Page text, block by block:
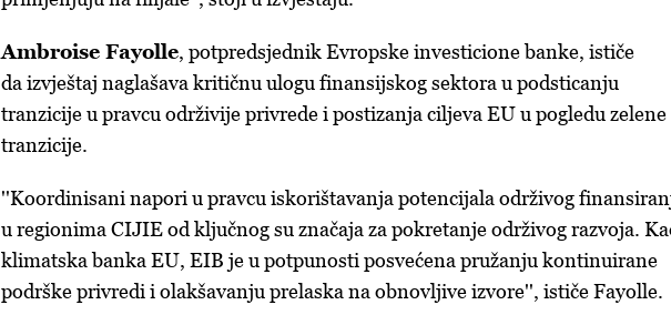
Ambroise Fayolle, potpredsjednik Evropske investicione banke, ističe
da izvještaj naglašava kritičnu ulogu finansijskog sektora u podsticanju
tranzicije u pravcu održivije privrede i postizanja ciljeva EU u pogledu zelene
tranzicije.
''Koordinisani napori u pravcu iskorištavanja potencijala održivog
u regionima CIJIE od ključnog su značaja za pokretanje održivog razvoja.
klimatska banka EU, EIB je u potpunosti posvećena pružanju kontinuirane
podrške privredi i olakšavanju prelaska na obnovljive izvore'', ističe Fayolle.